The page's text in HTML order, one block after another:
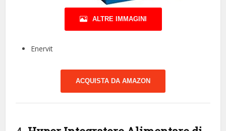
ALTRE IMMAGINI
Enervit
ACQUISTA DA AMAZON